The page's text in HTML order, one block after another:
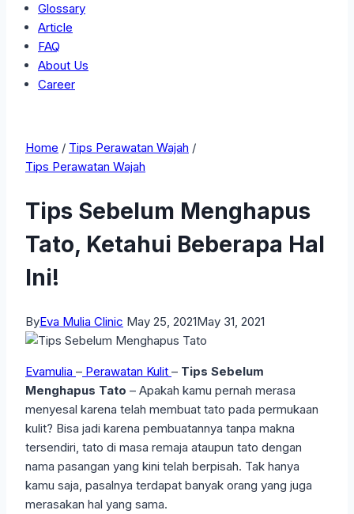
Glossary
Article
FAQ
About Us
Career
Home / Tips Perawatan Wajah /
Tips Perawatan Wajah
Tips Sebelum Menghapus
Tato, Ketahui Beberapa Hal
Ini!
ByEva Mulia Clinic May 25, 2021May 31, 2021
Evamulia – Perawatan Kulit – Tips Sebelum
Menghapus Tato – Apakah kamu pernah merasa
menyesal karena telah membuat tato pada permukaan
kulit? Bisa jadi karena pembuatannya tanpa makna
tersendiri, tato di masa remaja ataupun tato dengan
nama pasangan yang kini telah berpisah. Tak hanya
kamu saja, pasalnya terdapat banyak orang yang juga
merasakan hal yang sama.